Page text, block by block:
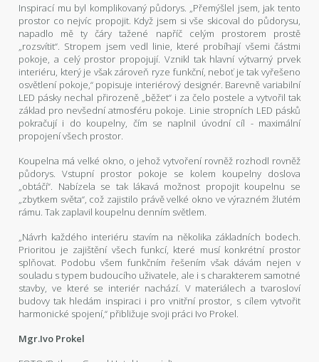
Inspirací mu byl komplikovaný půdorys. „Přemýšlel jsem, jak tento
prostor co nejvíc propojit. Když jsem si vše skicoval do půdorysu,
napadlo mě ty čáry tažené napříč celým prostorem prostě
„rozsvítit“. Stropem jsem vedl linie, které probíhají všemi částmi
pokoje, a celý prostor propojují. Vznikl tak hlavní výtvarný prvek
interiéru, který je však zároveň ryze funkční, neboť je tak vyřešeno
osvětlení pokoje,“ popisuje interiérový designér. Barevně variabilní
LED pásky nechal přirozeně „běžet“ i za čelo postele a vytvořil tak
základ pro nevšední atmosféru pokoje. Linie stropních LED pásků
pokračují i do koupelny, čím se naplnil úvodní cíl - maximální
propojení všech prostor.
Koupelna má velké okno, o jehož vytvoření rovněž rozhodl rovněž
půdorys. Vstupní prostor pokoje se kolem koupelny doslova
„obtáčí“. Nabízela se tak lákavá možnost propojit koupelnu se
„zbytkem světa“, což zajistilo právě velké okno ve výrazném žlutém
rámu. Tak zaplavil koupelnu denním světlem.
„Návrh každého interiéru stavím na několika základních bodech.
Prioritou je zajištění všech funkcí, které musí konkrétní prostor
splňovat. Podobu všem funkčním řešením však dávám nejen v
souladu s typem budoucího uživatele, ale i s charakterem samotné
stavby, ve které se interiér nachází. V materiálech a tvarosloví
budovy tak hledám inspiraci i pro vnitřní prostor, s cílem vytvořit
harmonické spojení,“ přibližuje svoji práci Ivo Prokel.
Mgr.Ivo Prokel